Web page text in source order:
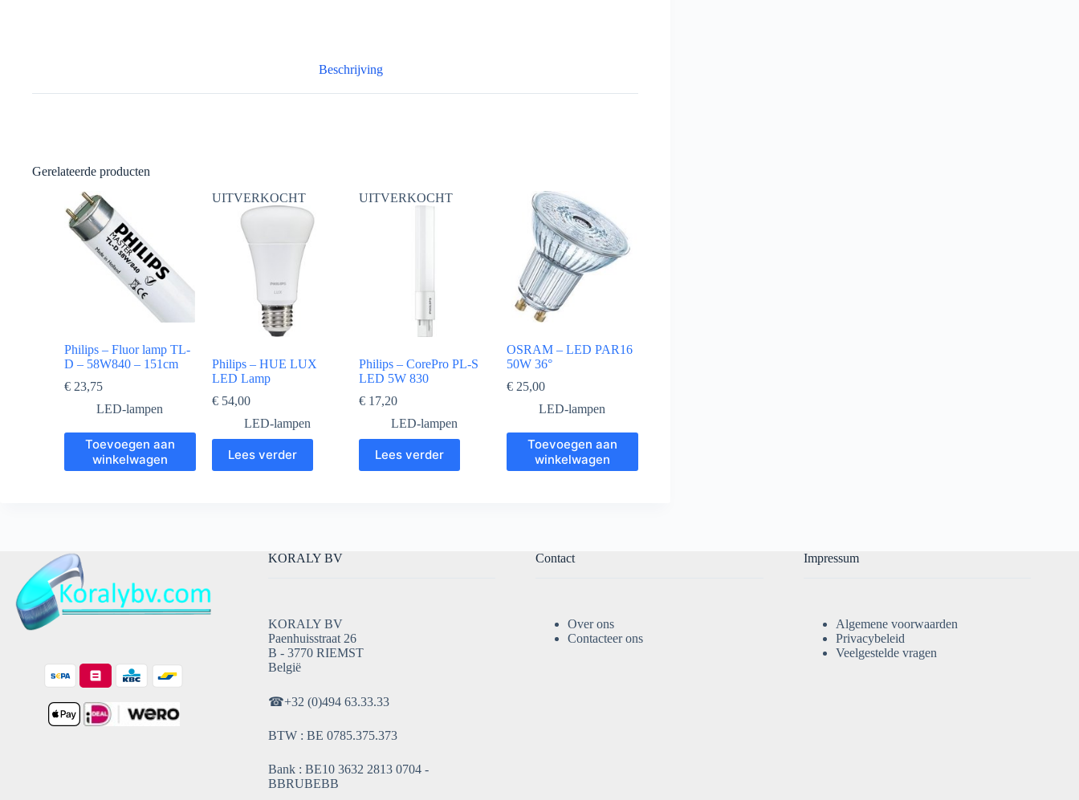
Beschrijving
Gerelateerde producten
Philips – Fluor lamp TL-
D – 58W840 – 151cm
€ 23,75
LED-lampen
Toevoegen aan
winkelwagen
UITVERKOCHT
Philips – HUE LUX
LED Lamp
€54,00
LED-lampen
Lees verder
UITVERKOCHT
Philips – CorePro PL-S
LED 5W 830
€ 17,20
LED-lampen
Lees verder
OSRAM – LED PAR16
50W 36°
€25,00
LED-lampen
Toevoegen aan
winkelwagen
KORALY BV
KORALY BV
Paenhuisstraat 26
B - 3770 RIEMST
België
☎+32 (0)494 63.33.33
BTW : BE 0785.375.373
Bank : BE10 3632 2813 0704 -
BBRUBEBB
Contact
Over ons
Contacteer ons
Impressum
Algemene voorwaarden
Privacybeleid
Veelgestelde vragen